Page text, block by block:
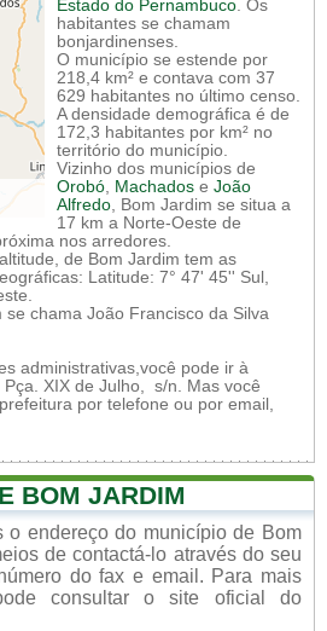
Estado do Pernambuco. Os
habitantes se chamam
bonjardinenses.
O município se estende por
218,4 km² e contava com 37
629 habitantes no último censo.
A densidade demográfica é de
172,3 habitantes por km² no
território do município.
Vizinho dos municípios de
Orobó, Machados e João
Alfredo, Bom Jardim se situa a
17 km a Norte-Oeste de
nos arredores.
de Bom Jardim tem as
Latitude: 7° 47' 45'' Sul,
chama João Francisco da Silva
administrativas,você pode ir à
XIX de Julho, s/n. Mas você
por telefone ou por email,
BOM JARDIM
o endereço do município de Bom
de contactá-lo através do seu
do fax e email. Para mais
consultar o site oficial do